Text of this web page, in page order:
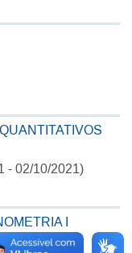
- 02/10/2021)
I